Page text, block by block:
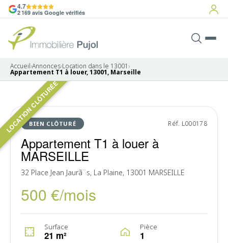
4.7
2 169 avis Google vérifiés
Accueil›Annonces›Location dans le 13001 ›
Appartement T1 à louer, 13001, Marseille
LOCATION CLÔTURÉE
BIEN CLÔTURÉ Réf. L000178
Appartement T1 à louer à
MARSEILLE
32 Place Jean Jaurã¨s, La Plaine, 13001 MARSEILLE
500 €/mois
Surface
21 m²
Pièce
1
LOUÉ